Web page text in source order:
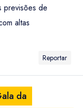
previsões de
altas
Reportar
da